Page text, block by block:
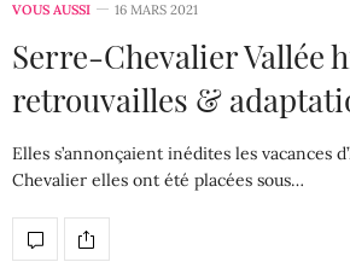
VOUS AUSSI 16 MARS 2021
Serre-Chevalier Vallée
retrouvailles &
Elles s’annonçaient inédites les vacances
Chevalier elles ont été placées sous…